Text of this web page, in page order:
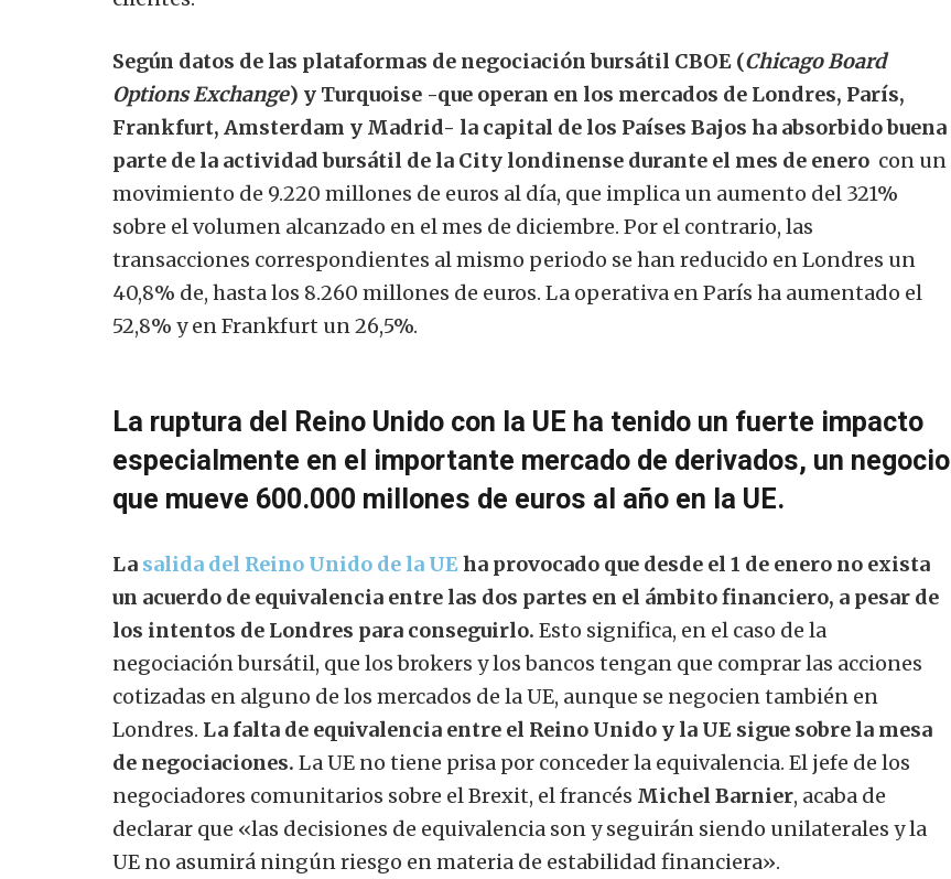
Según datos de las plataformas de negociación bursátil CBOE (Chicago Board
Options Exchange) y Turquoise -que operan en los mercados de Londres, París,
Frankfurt, Amsterdam y Madrid- la capital de los Países Bajos ha absorbido buena
parte de la actividad bursátil de la City londinense durante el mes de enero con un
movimiento de 9.220 millones de euros al día, que implica un aumento del 321%
sobre el volumen alcanzado en el mes de diciembre. Por el contrario, las
transacciones correspondientes al mismo periodo se han reducido en Londres un
40,8% de, hasta los 8.260 millones de euros. La operativa en París ha aumentado el
52,8% y en Frankfurt un 26,5%.
La ruptura del Reino Unido con la UE ha tenido un fuerte impacto
especialmente en el importante mercado de derivados, un negocio
que mueve 600.000 millones de euros al año en la UE.
La salida del Reino Unido de la UEha provocado que desde el 1 de enero no exista
un acuerdo de equivalencia entre las dos partes en el ámbito financiero, a pesar de
los intentos de Londres para conseguirlo. Esto significa, en el caso de la
negociación bursátil, que los brokers y los bancos tengan que comprar las acciones
cotizadas en alguno de los mercados de la UE, aunque se negocien también en
Londres. La falta de equivalencia entre el Reino Unido y la UE sigue sobre la mesa
de negociaciones. La UE no tiene prisa por conceder la equivalencia. El jefe de los
negociadores comunitarios sobre el Brexit, el francés Michel Barnier, acaba de
declarar que «las decisiones de equivalencia son y seguirán siendo unilaterales y la
UE no asumirá ningún riesgo en materia de estabilidad financiera».